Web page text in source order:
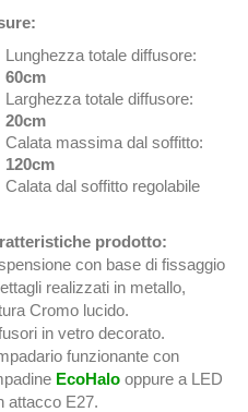
Lunghezza totale diffusore:
60cm
Larghezza totale diffusore:
20cm
Calata massima dal soffitto:
120cm
Calata dal soffitto regolabile
prodotto:
con base di fissaggio
realizzati in metallo,
Cromo lucido.
in vetro decorato.
funzionante con
EcoHalo oppure a LED
attacco E27.